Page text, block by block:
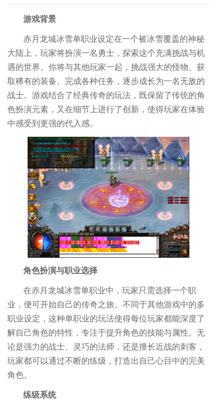
游戏背景
赤月龙城冰雪单职业设定在一个被冰雪覆盖的神秘
大陆上，玩家将扮演一名勇士，探索这个充满挑战与机
遇的世界。你将与其他玩家一起，挑战强大的怪物、获
取稀有的装备、完成各种任务，逐步成长为一名无敌的
战士。游戏结合了经典传奇的玩法，既保留了传统的角
色扮演元素，又在细节上进行了创新，使得玩家在体验
中感受到更强的代入感。
角色扮演与职业选择
在赤月龙城冰雪单职业中，玩家只需选择一个职
业，便可开始自己的传奇之旅。不同于其他游戏中的多
职业设定，这种单职业的玩法使得每位玩家都能深度了
解自己角色的特性，专注于提升角色的技能与属性。无
论是强力的战士、灵巧的法师，还是擅长近战的刺客，
玩家都可以通过不断的练级，打造出自己心目中的完美
角色。
练级系统